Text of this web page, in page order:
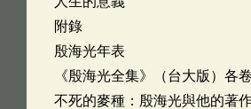
附錄
殷海光年表
《殷海光全集》（台大版）各
不死的麥種：殷海光與他的著